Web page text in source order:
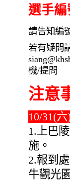
選手
請告知編
若有疑問
機/提問
注意
10/31(
1.上巴
施。
2.報到
牛觀光